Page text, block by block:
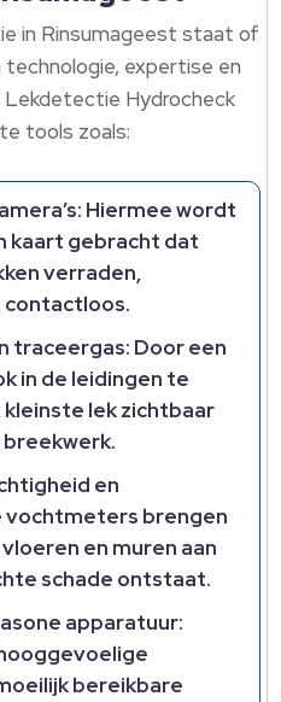
in Rinsumageest staat of
expertise en
Hydrocheck
tools zoals:
Hiermee wordt
kaart gebracht dat
verraden,
contactloos.​
traceergas: Door een
in de leidingen te
kleinste lek zichtbaar
breekwerk.​
en
vochtmeters brengen
en muren aan
schade ontstaat.​
apparatuur:
bereikbare